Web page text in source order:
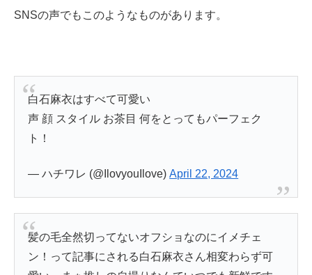
SNSの声でもこのようなものがあります。
白石麻衣はすべて可愛い
声 顔 スタイル お茶目 何をとってもパーフェク
ト！
— ハチワレ (@IlovyouIlove)April 22, 2024
髪の毛全然切ってないオフショなのにイメチェ
ン！って記事にされる白石麻衣さん相変わらず可